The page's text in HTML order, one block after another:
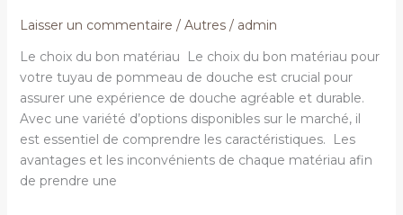
Laisser un commentaire / Autres/ admin
Le choix du bon matériau Le choix du bon matériau pour
votre tuyau de pommeau de douche est crucial pour
assurer une expérience de douche agréable et durable.
Avec une variété d’options disponibles sur le marché, il
est essentiel de comprendre les caractéristiques. Les
avantages et les inconvénients de chaque matériau afin
de prendre une
pour
Tuyau
de
Pommeau
de
Douche